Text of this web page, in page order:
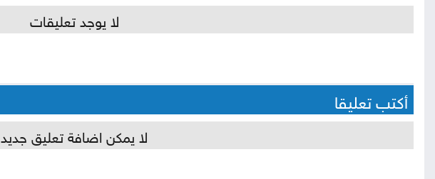
لا يوجد تعليقات
أكتب تعليقا
لا يمكن اضافة تعليق جديد